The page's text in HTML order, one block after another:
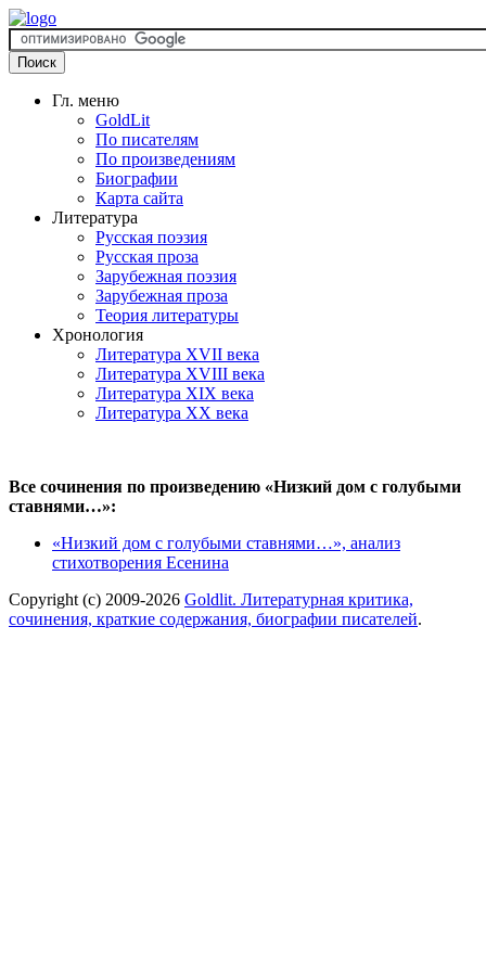
Гл. меню
GoldLit
По писателям
По произведениям
Биографии
Карта сайта
Литература
Русская поэзия
Русская проза
Зарубежная поэзия
Зарубежная проза
Теория литературы
Хронология
Литература XVII века
Литература XVIII века
Литература XIX века
Литература XX века
Все сочинения по произведению «Низкий дом с голубыми
ставнями…»:
«Низкий дом с голубыми ставнями…», анализ
стихотворения Есенина
Copyright (c) 2009-2026 Goldlit. Литературная критика,
сочинения, краткие содержания, биографии писателей.